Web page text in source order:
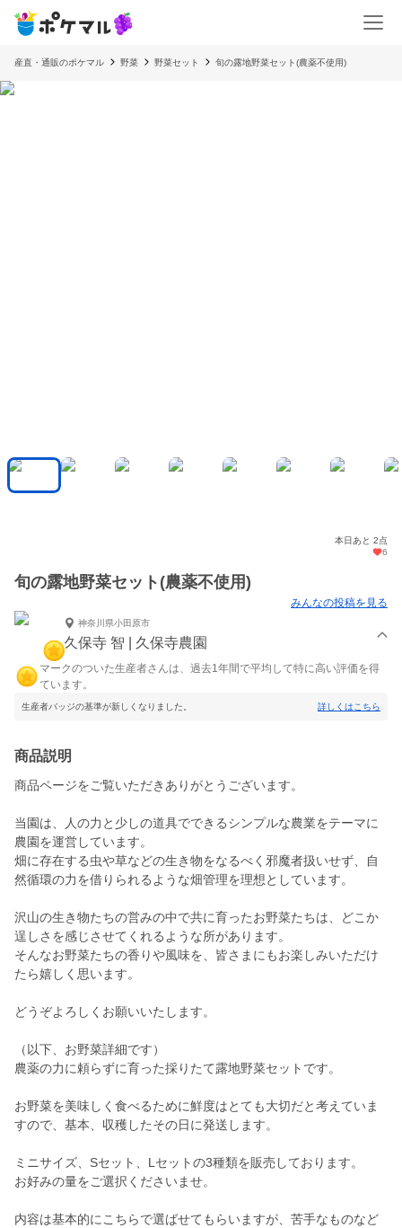
産直・通販のポケマル 野菜 野菜セット 旬の露地野菜セット(農薬不使用)
本日あと 2点
6
旬の露地野菜セット(農薬不使用)
みんなの投稿を見る
神奈川県小田原市
久保寺 智 | 久保寺農園
マークのついた生産者さんは、過去1年間で平均して特に高い評価を得
ています。
生産者バッジの基準が新しくなりました。 詳しくはこちら
商品説明
商品ページをご覧いただきありがとうございます。
当園は、人の力と少しの道具でできるシンプルな農業をテーマに
農園を運営しています。
畑に存在する虫や草などの生き物をなるべく邪魔者扱いせず、自
然循環の力を借りられるような畑管理を理想としています。
沢山の生き物たちの営みの中で共に育ったお野菜たちは、どこか
逞しさを感じさせてくれるような所があります。
そんなお野菜たちの香りや風味を、皆さまにもお楽しみいただけ
たら嬉しく思います。
どうぞよろしくお願いいたします。
（以下、お野菜詳細です）
農薬の力に頼らずに育った採りたて露地野菜セットです。
お野菜を美味しく食べるために鮮度はとても大切だと考えていま
すので、基本、収穫したその日に発送します。
ミニサイズ、Sセット、Lセットの3種類を販売しております。
お好みの量をご選択くださいませ。
内容は基本的にこちらで選ばせてもらいますが、苦手なものなど